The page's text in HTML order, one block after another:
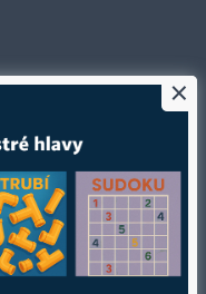
svolení vydavatele je
rozmnožování a šíření
v českém nebo
též rozmnožování
×